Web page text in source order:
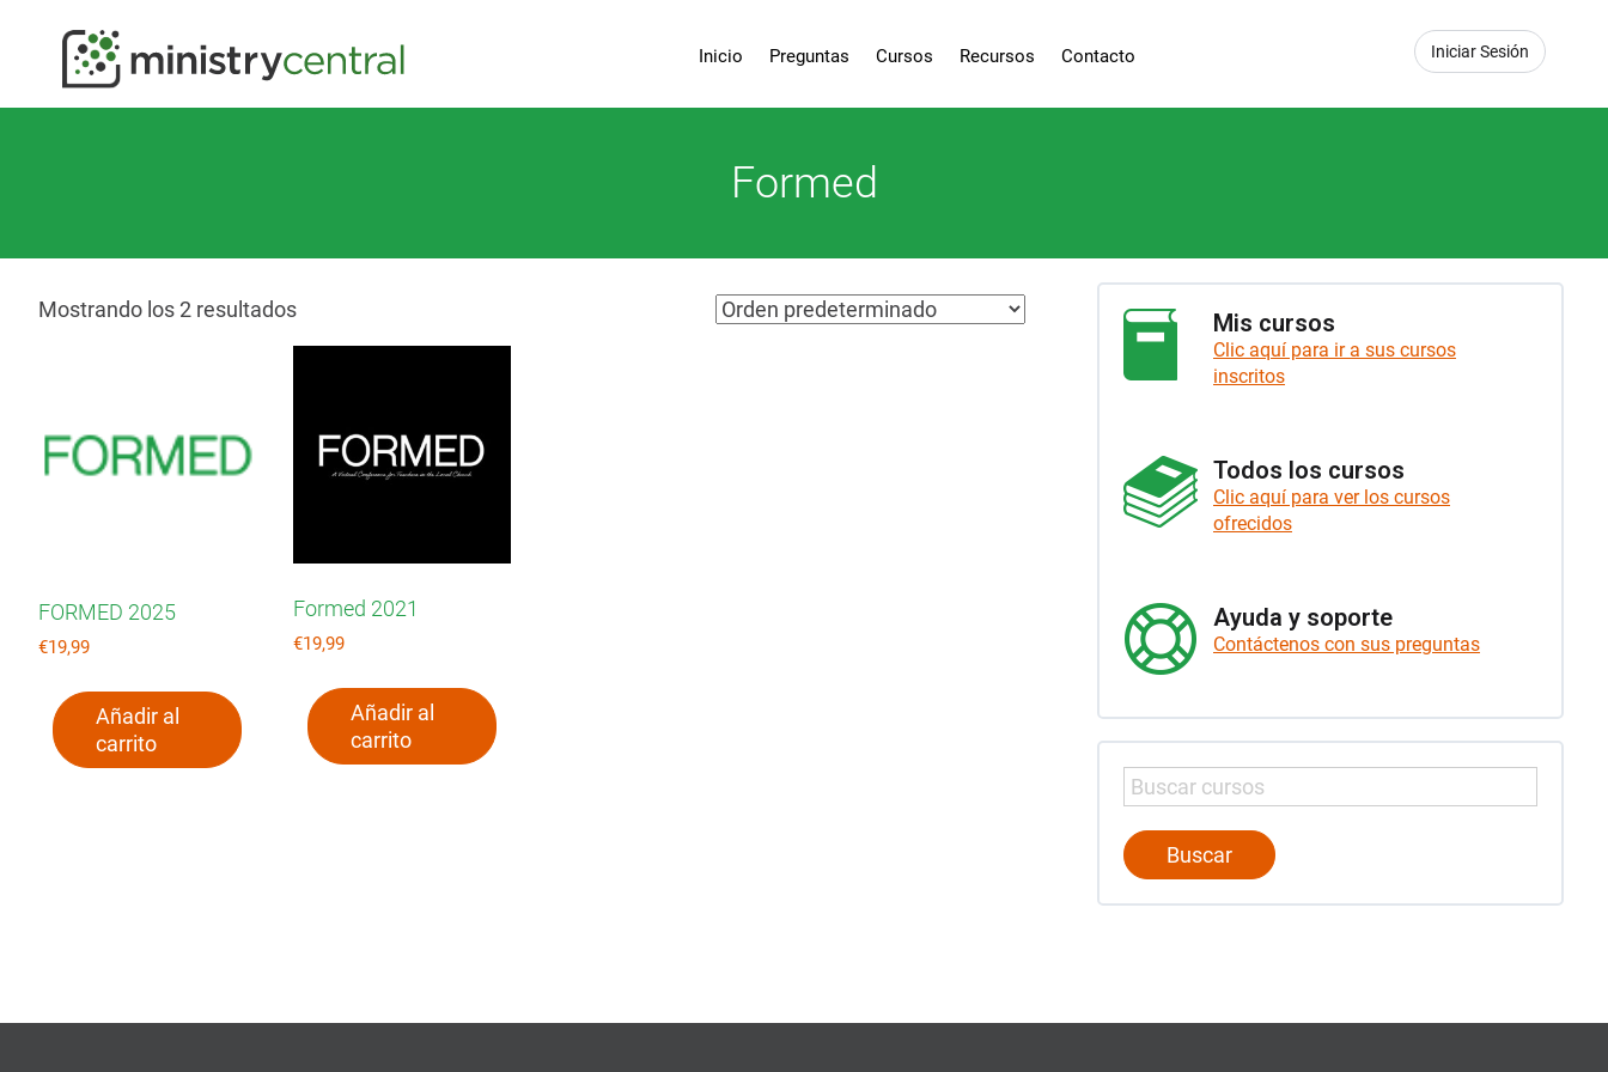
Iniciar Sesión
Inicio Preguntas Cursos Recursos Contacto
Formed
Mostrando los 2 resultados
FORMED 2025
€19,99
Añadir al
carrito
Formed 2021
€19,99
Añadir al
carrito
Mis cursos
Clic aquí para ir a sus cursos
inscritos
Todos los cursos
Clic aquí para ver los cursos
ofrecidos
Ayuda y soporte
Contáctenos con sus preguntas